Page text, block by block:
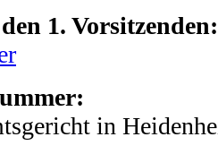
1. Vorsitzenden:
in